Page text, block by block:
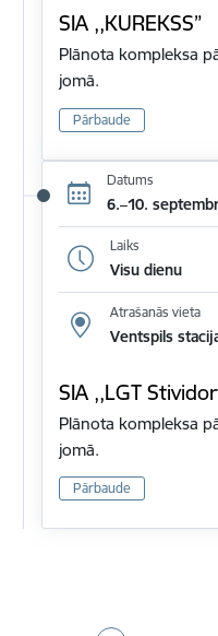
SIA ,,KUREKSS”
Plānota kompleksa
jomā.
Pārbaude
Datums
6.–10.
Laiks
Visu dienu
Atrašanās vieta
Ventspils
SIA ,,LGT
Plānota kompleksa
jomā.
Pārbaude